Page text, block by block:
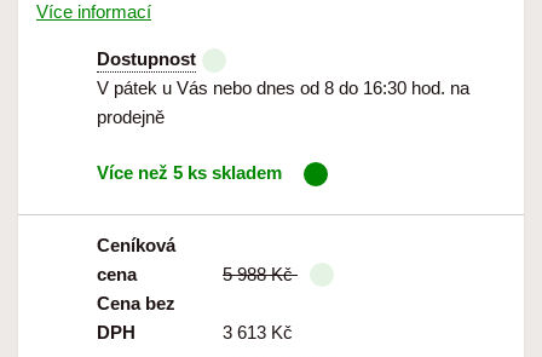
Více informací
Dostupnost
V pátek u Vás nebo dnes od 8 do 16:30 hod. na
prodejně
Více než 5 ks skladem
Ceníková
cena
5 988 Kč
Cena bez
DPH
3 613 Kč